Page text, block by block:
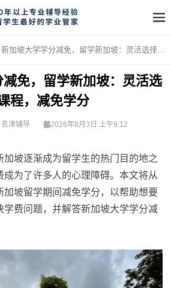
新加坡大学学分减免，留学新加坡：灵活选择课程，减免学分
免，留学新加坡：灵活选
程，减免学分
名津辅导 2026年8月3日 上午9:12
加坡逐渐成为留学生的热门目的地之
为了许多人的心理障碍。本文将从
加坡留学期间减免学分，以帮助想要
学费问题，并解答新加坡大学学分减